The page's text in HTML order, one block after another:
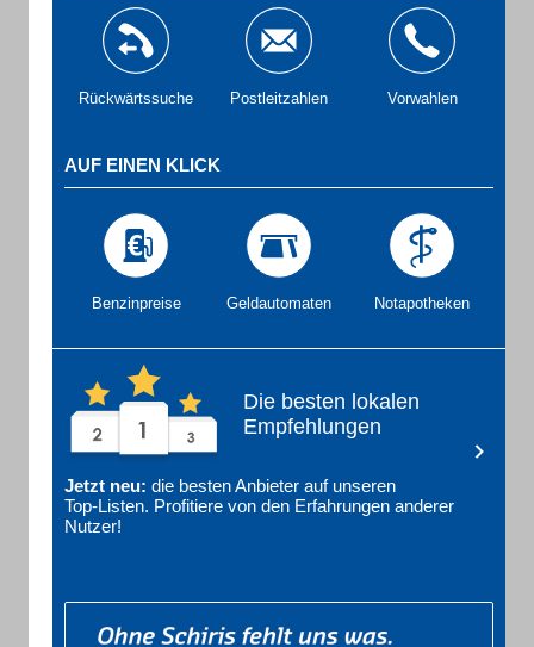
Rückwärtssuche Postleitzahlen Vorwahlen
AUF EINEN KLICK
Benzinpreise Geldautomaten Notapotheken
Die besten lokalen
Empfehlungen
Jetzt neu: die besten Anbieter auf unseren
Top‑Listen. Profitiere von den Erfahrungen anderer
Nutzer!